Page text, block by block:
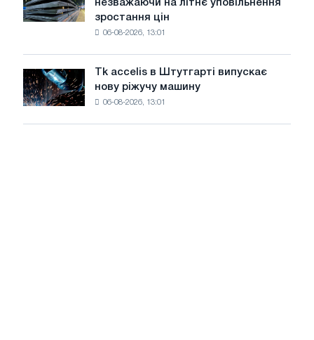
з
максимуму
року
на
котушку
незважаючи
на
літнє
уповільнення
незважаючи на літнє уповільнення
зростання цін
06-08-2026, 13:01
Tk
accelis
в
Tk accelis в Штутгарті випускає
нову ріжучу машину
06-08-2026, 13:01